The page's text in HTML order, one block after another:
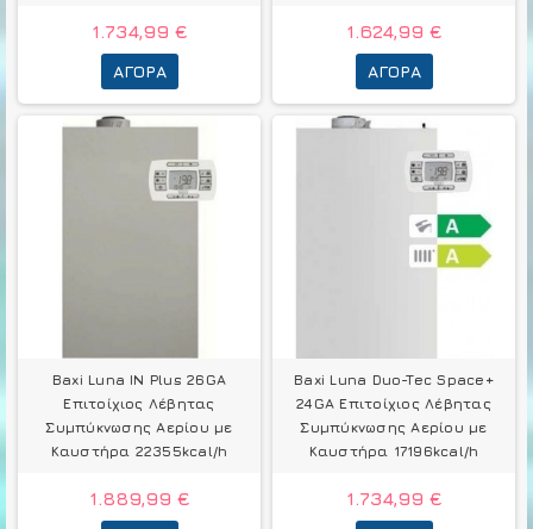
1.734,99 €
ΑΓΟΡΆ
1.624,99 €
ΑΓΟΡΆ
Baxi Luna IN Plus 26GA
Επιτοίχιος Λέβητας
Συμπύκνωσης Αερίου με
Καυστήρα 22355kcal/h
1.889,99 €
Baxi Luna Duo-Tec Space+
24GA Επιτοίχιος Λέβητας
Συμπύκνωσης Αερίου με
Καυστήρα 17196kcal/h
1.734,99 €